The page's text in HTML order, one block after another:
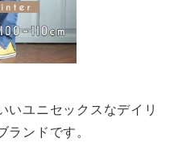
いユニセックスなデイリ
ランドです。